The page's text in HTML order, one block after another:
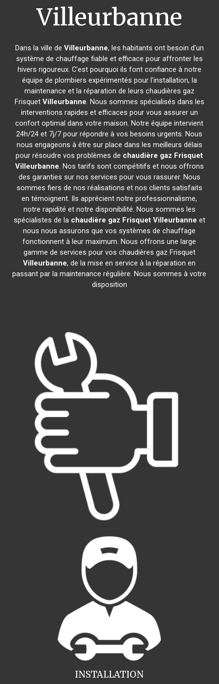
Villeurbanne
Dans la ville de Villeurbanne, les habitants ont besoin d'un
système de chauffage fiable et efficace pour affronter les
hivers rigoureux. C'est pourquoi ils font confiance à notre
équipe de plombiers expérimentés pour l'installation, la
maintenance et la réparation de leurs chaudières gaz
Frisquet Villeurbanne. Nous sommes spécialisés dans les
interventions rapides et efficaces pour vous assurer un
confort optimal dans votre maison. Notre équipe intervient
24h/24 et 7j/7 pour répondre à vos besoins urgents. Nous
nous engageons à être sur place dans les meilleurs délais
pour résoudre vos problèmes de chaudière gaz Frisquet
Villeurbanne. Nos tarifs sont compétitifs et nous offrons
des garanties sur nos services pour vous rassurer. Nous
sommes fiers de nos réalisations et nos clients satisfaits
en témoignent. Ils apprécient notre professionnalisme,
notre rapidité et notre disponibilité. Nous sommes les
spécialistes de la chaudière gaz Frisquet Villeurbanne et
nous nous assurons que vos systèmes de chauffage
fonctionnent à leur maximum. Nous offrons une large
gamme de services pour vos chaudières gaz Frisquet
Villeurbanne, de la mise en service à la réparation en
passant par la maintenance régulière. Nous sommes à votre
disposition
INSTALLATION